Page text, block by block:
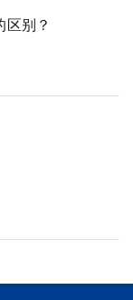
区别？